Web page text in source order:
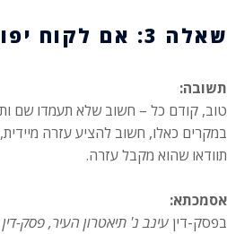
שאלה 3: אם לקוח יפול בגלל שטיח רטוב, מה עלי לעשות?
תשובה:
טוב, קודם כל – חשוב שלא תעמדו שם
במקרים כאלו, חשוב להציע עזרה
תוודאו שהוא מקבל עזרה.
אסמכתא:
בפסק-דין עינב נ' תיאטרון העיר, פסק-דין 1134/20